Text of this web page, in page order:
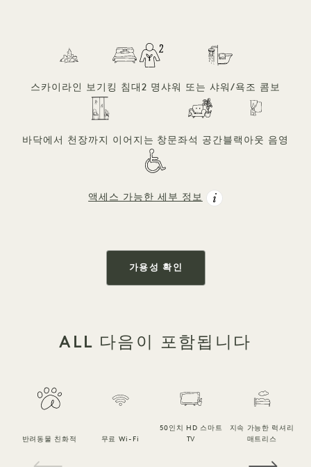
스카이라인 보기 킹 침대2 명 샤워 또는 샤워/욕조 콤보
바닥에서 천장까지 이어지는 창문좌석 공간블랙아웃 음영
액세스 가능한 세부 정보
가용성 확인
ALL 다음이 포함됩니다
반려동물 친화적 무료 Wi-Fi
50인치 HD 스마트
TV
지속 가능한 럭셔리
매트리스